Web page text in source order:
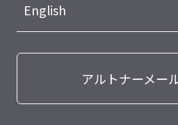
English
アルトナーメー